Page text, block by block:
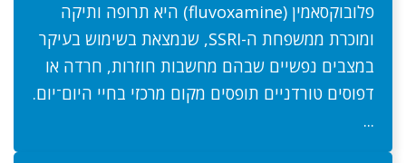
פלובוקסאמין (fluvoxamine) היא תרופה ותיקה
ומוכרת ממשפחת ה-SSRI, שנמצאת בשימוש בעיקר
במצבים נפשיים שבהם מחשבות חוזרות, חרדה או
דפוסים טורדניים תופסים מקום מרכזי בחיי היום־יום.
...